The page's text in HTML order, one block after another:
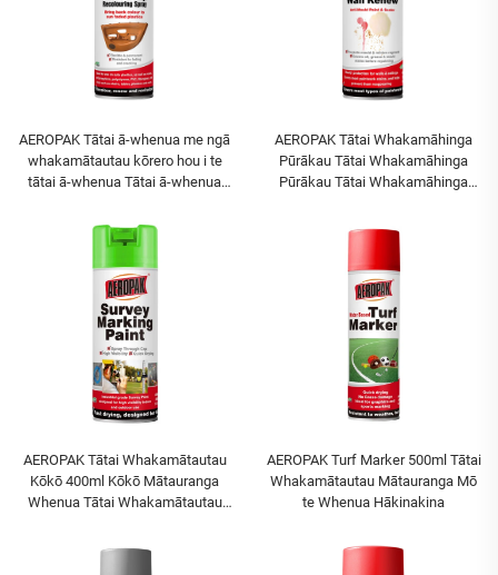
AEROPAK Tātai ā-whenua me ngā
whakamātautau kōrero hou i te
tātai ā-whenua Tātai ā-whenua
ngā pātua
AEROPAK Tātai Whakamāhinga
Pūrākau Tātai Whakamāhinga
Pūrākau Tātai Whakamāhinga
Pūrākau Tātai Whakamāhinga
Pūrākau Tātai Whakamāhinga
Pūrākau Tātai Whakamāhinga
Pūrākau Tātai Whakamāhinga
Pūrākau Tātai Whakamāhinga
Pūrākau Tātai Whakamāhinga
Pūrākau Tātai Whakamāhinga
Pūrākau Tātai Whakamāhinga
Pūrākau Tātai Whakamāhinga
Pūrākau Tātai Whakamāhinga
Pūrākau Tātai Whakamāhinga
Pūrākau Tātai Whakamāhinga
Pūrākau Tātai Whakamāhinga
Pūrākau Tātai Whakamāhinga
Pūrākau Tātai Whakamāhinga
AEROPAK Tātai Whakamātautau
Kōkō 400ml Kōkō Mātauranga
Whenua Tātai Whakamātautau
AEROPAK Turf Marker 500ml Tātai
Whakamātautau Mātauranga Mō
te Whenua Hākinakina